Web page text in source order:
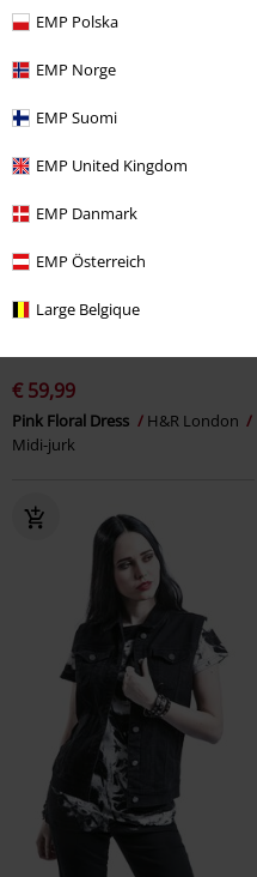
EMP Polska
EMP Norge
EMP Suomi
EMP United Kingdom
EMP Danmark
EMP Österreich
Large Belgique
€ 59,99
Pink Floral Dress
H&R London
Midi-jurk